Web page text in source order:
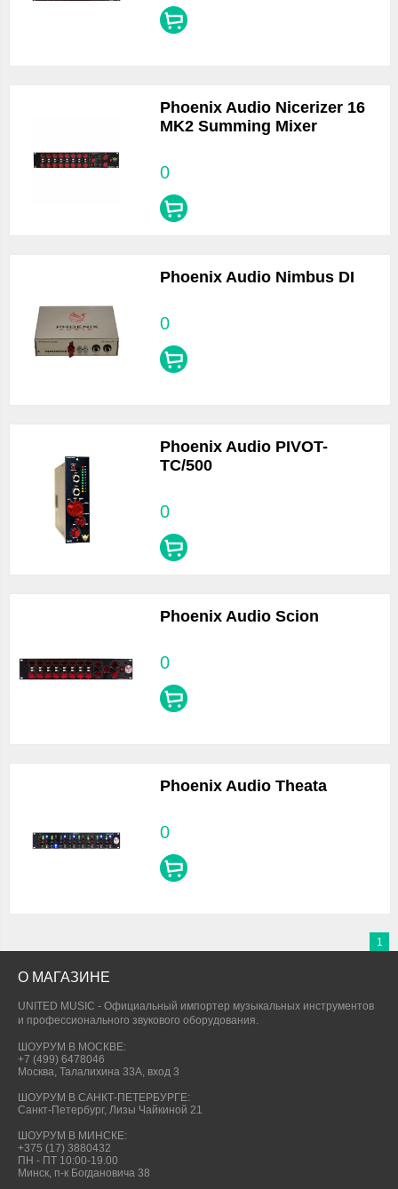
Phoenix Audio Nicerizer 16
MK2 Summing Mixer
0
Phoenix Audio Nimbus DI
0
Phoenix Audio PIVOT-
TC/500
0
Phoenix Audio Scion
0
Phoenix Audio Theata
0
1
О МАГАЗИНЕ
UNITED MUSIC - Официальный импортер музыкальных инструментов
и профессионального звукового оборудования.
ШОУРУМ В МОСКВЕ:
+7 (499) 6478046
Москва, Талалихина 33А, вход 3
ШОУРУМ В САНКТ-ПЕТЕРБУРГЕ:
Санкт-Петербург, Лизы Чайкиной 21
ШОУРУМ В МИНСКЕ:
+375 (17) 3880432
ПН - ПТ 10:00-19.00
Минск, п-к Богдановича 38